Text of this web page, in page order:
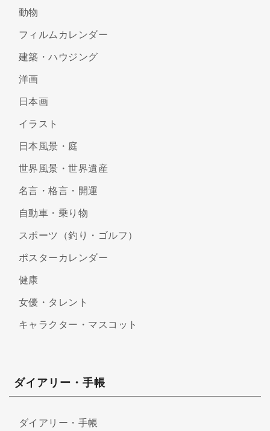
動物
フィルムカレンダー
建築・ハウジング
洋画
日本画
イラスト
日本風景・庭
世界風景・世界遺産
名言・格言・開運
自動車・乗り物
スポーツ（釣り・ゴルフ）
ポスターカレンダー
健康
女優・タレント
キャラクター・マスコット
ダイアリー・手帳
ダイアリー・手帳